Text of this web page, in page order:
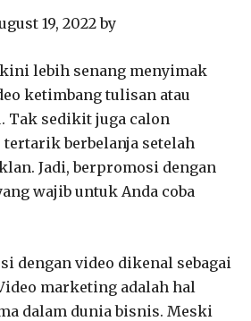
19, 2022 by
lebih senang menyimak
ketimbang tulisan atau
Tak sedikit juga calon
berbelanja setelah
Jadi, berpromosi dengan
wajib untuk Anda coba
dengan video dikenal sebagai
marketing adalah hal
dalam dunia bisnis. Meski